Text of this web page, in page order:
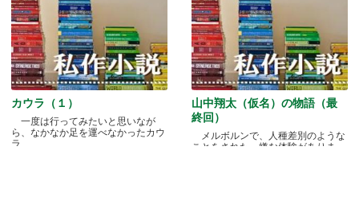
カウラ（１）
一度は行ってみたいと思いなが
ら、なかなか足を運べなかったカウ
ラ.....
山中翔太（仮名）の物語（最
終回）
メルボルンで、人種差別のような
ことをされた、嫌な体験がありま